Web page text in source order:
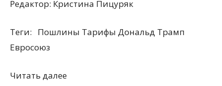
Редактор: Кристина Пицуряк
Теги:
Пошлины Тарифы Дональд Трамп
Евросоюз
Читать далее